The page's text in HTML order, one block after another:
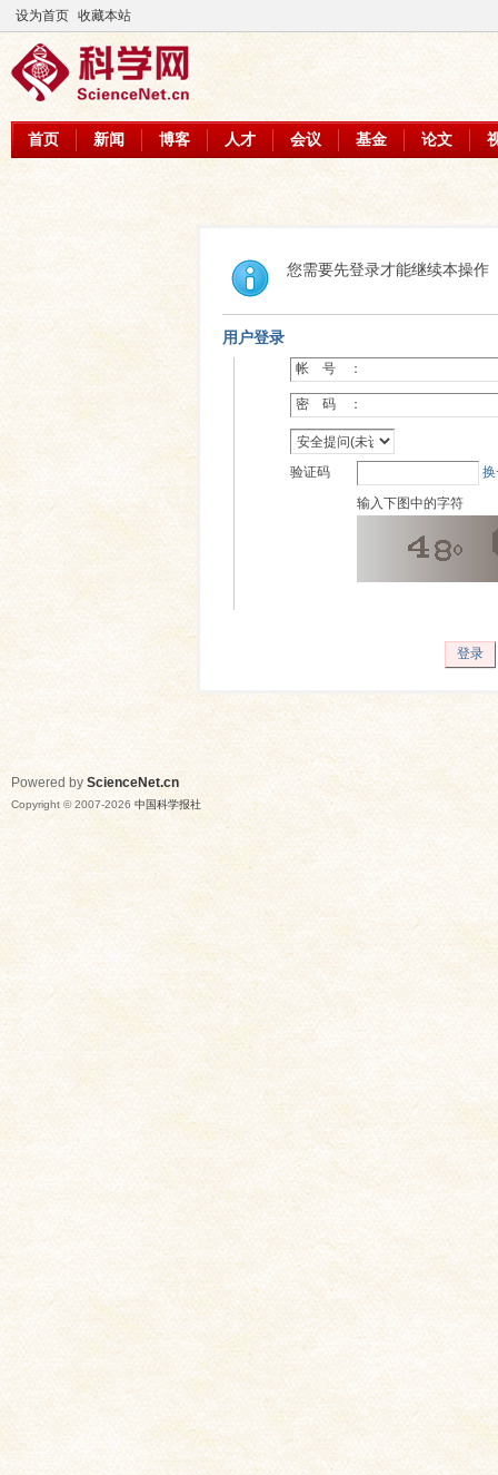
设为首页 收藏本站
首页 新闻 博客 人才 会议 基金 论文
您需要先登录才能继续本操作
用户登录
帐 号 ：
密 码 ：
验证码
输入下图中的字符
登录
Powered by ScienceNet.cn
Copyright © 2007-2026 中国科学报社